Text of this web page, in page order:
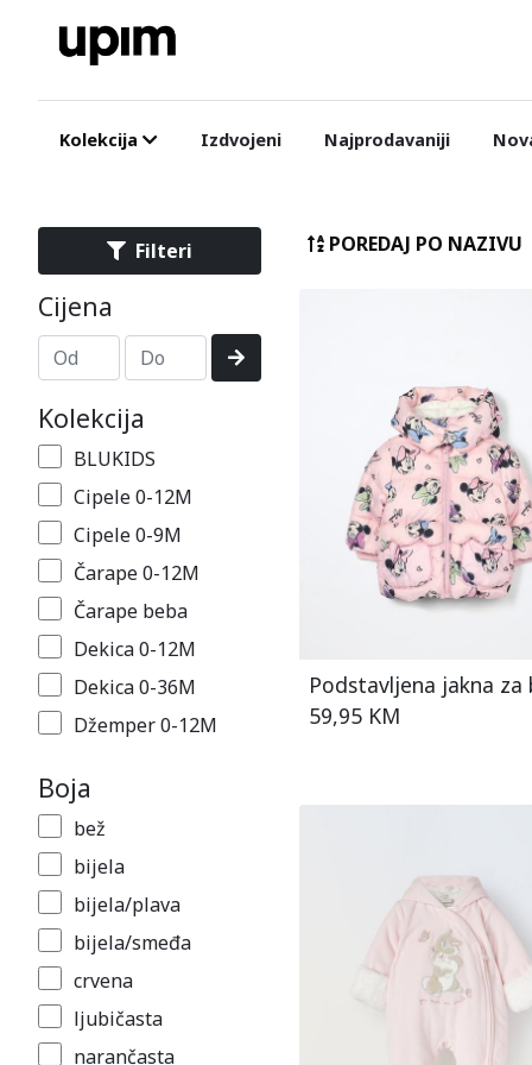
Kolekcija Izdvojeni Najprodavaniji
Filteri
Cijena
Kolekcija
BLUKIDS
Cipele 0-12M
Cipele 0-9M
Čarape 0-12M
Čarape beba
Dekica 0-12M
Dekica 0-36M
Džemper 0-12M
Džemper 6-30M
Gegice 0-12M
Haljina 0-12M
Haljina 0-9M
Hlače 0-12M
Hlače 0-9M
Jakna 0-9M
Boja
bež
bijela
bijela/plava
bijela/smeđa
crvena
ljubičasta
narančasta
POREDAJ PO NAZIVU
Podstavljena jakna za
59,95 KM